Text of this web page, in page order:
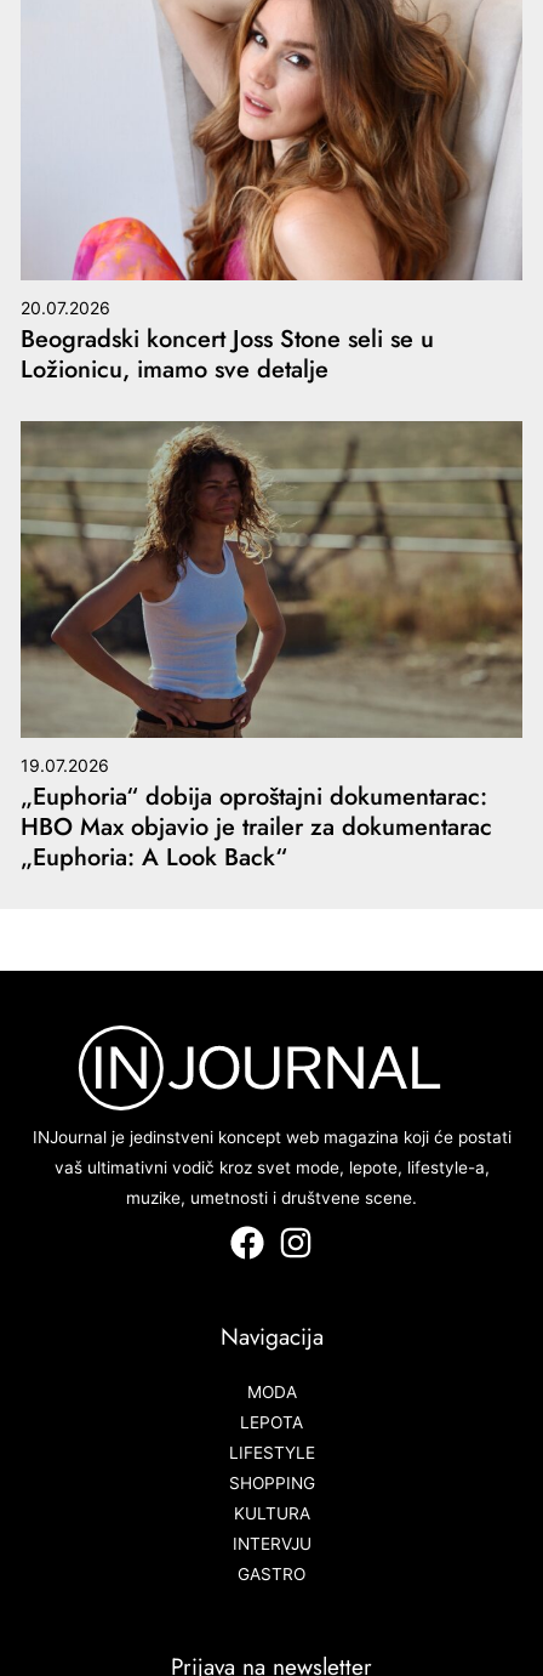
20.07.2026
Beogradski koncert Joss Stone seli se u
Ložionicu, imamo sve detalje
19.07.2026
„Euphoria“ dobija oproštajni dokumentarac:
HBO Max objavio je trailer za dokumentarac
„Euphoria: A Look Back“
INJournal je jedinstveni koncept web magazina koji će postati
vaš ultimativni vodič kroz svet mode, lepote, lifestyle-a,
muzike, umetnosti i društvene scene.
Navigacija
MODA
LEPOTA
LIFESTYLE
SHOPPING
KULTURA
INTERVJU
GASTRO
Prijava na newsletter